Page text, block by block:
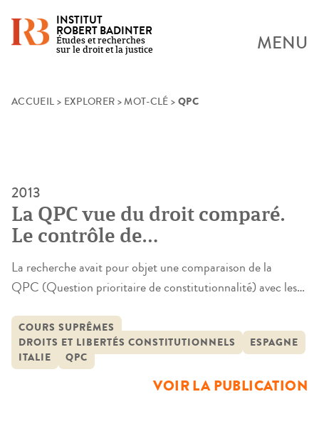
Skip
INSTITUT
ROBERT BADINTER
Études et recherches
sur le droit et la justice
MENU
ACCUEIL > EXPLORER >MOT-CLÉ > QPC
2013
La QPC vue du droit comparé.
Le contrôle de
constitutionnalité sur renvoi du
juge ordinaire en France,
Espagne et Italie
La recherche avait pour objet une comparaison de la
QPC (Question prioritaire de constitutionnalité) avec les
constitutionnalité – et en Espagne – question
d’inconstitutionnalité -. Il s’agissait de tirer parti des
réflexions développées dans ces deux pays pour disposer
d’outils analytiques pertinents de la QPC, identifier
COURS SUPRÊMES
DROITS ET LIBERTÉS CONSTITUTIONNELS
ESPAGNE
ITALIE
QPC
VOIR LA PUBLICATION